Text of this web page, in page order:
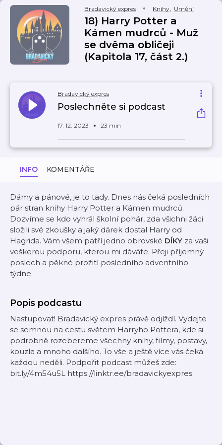
Bradavický expres Knihy, Umění
18) Harry Potter a
Kámen mudrců - Muž
se dvěma obličeji
(Kapitola 17, část 2.)
Bradavický expres
Poslechněte si podcast
17. 12. 2023 23 min
INFO KOMENTÁŘE
Dámy a pánové, je to tady. Dnes nás čeká posledních
pár stran knihy Harry Potter a Kámen mudrců.
Dozvíme se kdo vyhrál školní pohár, zda všichni žáci
složili své zkoušky a jaký dárek dostal Harry od
Hagrida. Vám všem patří jedno obrovské DÍKY za vaši
veškerou podporu, kterou mi dáváte. Přeji příjemný
poslech a pěkné prožití posledního adventního
týdne.
Popis podcastu
Nastupovat! Bradavický expres právě odjíždí. Vydejte
se semnou na cestu světem Harryho Pottera, kde si
podrobně rozebereme všechny knihy, filmy, postavy,
kouzla a mnoho dalšího. To vše a ještě více vás čeká
každou neděli. Podpořit podcast můžeš zde:
bit.ly/4m54u5L https://linktr.ee/bradavickyexpres